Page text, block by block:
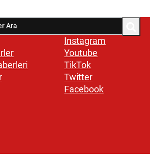
Instagram
Youtube
TikTok
Twitter
Facebook